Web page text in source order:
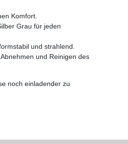
Komfort.
Grau für jeden
und strahlend.
und Reinigen des
noch einladender zu